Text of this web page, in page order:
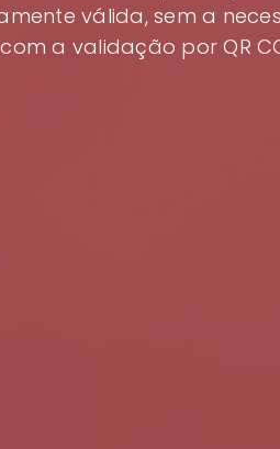
válida, sem a
a validação por QR